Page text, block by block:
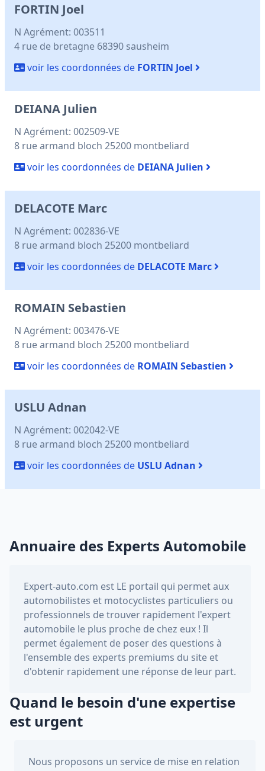
FORTIN Joel
N Agrément: 003511
4 rue de bretagne 68390 sausheim
voir les coordonnées de FORTIN Joel
DEIANA Julien
N Agrément: 002509-VE
8 rue armand bloch 25200 montbeliard
voir les coordonnées de DEIANA Julien
DELACOTE Marc
N Agrément: 002836-VE
8 rue armand bloch 25200 montbeliard
voir les coordonnées de DELACOTE Marc
ROMAIN Sebastien
N Agrément: 003476-VE
8 rue armand bloch 25200 montbeliard
voir les coordonnées de ROMAIN Sebastien
USLU Adnan
N Agrément: 002042-VE
8 rue armand bloch 25200 montbeliard
voir les coordonnées de USLU Adnan
Annuaire des Experts Automobile
Expert-auto.com est LE portail qui permet aux
automobilistes et motocyclistes particuliers ou
professionnels de trouver rapidement l'expert
automobile le plus proche de chez eux ! Il
permet également de poser des questions à
l'ensemble des experts premiums du site et
d'obtenir rapidement une réponse de leur part.
Quand le besoin d'une expertise
est urgent
Nous proposons un service de mise en relation